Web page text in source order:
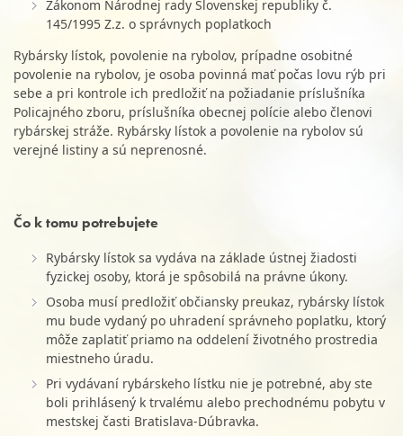
Zákonom Národnej rady Slovenskej republiky č.
145/1995 Z.z. o správnych poplatkoch
Rybársky lístok, povolenie na rybolov, prípadne osobitné
povolenie na rybolov, je osoba povinná mať počas lovu rýb pri
sebe a pri kontrole ich predložiť na požiadanie príslušníka
Policajného zboru, príslušníka obecnej polície alebo členovi
rybárskej stráže. Rybársky lístok a povolenie na rybolov sú
verejné listiny a sú neprenosné.
Čo k tomu potrebujete
Rybársky lístok sa vydáva na základe ústnej žiadosti
fyzickej osoby, ktorá je spôsobilá na právne úkony.
Osoba musí predložiť občiansky preukaz, rybársky lístok
mu bude vydaný po uhradení správneho poplatku, ktorý
môže zaplatiť priamo na oddelení životného prostredia
miestneho úradu.
Pri vydávaní rybárskeho lístku nie je potrebné, aby ste
boli prihlásený k trvalému alebo prechodnému pobytu v
mestskej časti Bratislava-Dúbravka.